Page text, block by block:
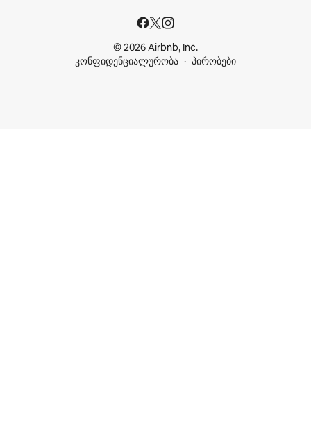
© 2026 Airbnb, Inc.
კონფიდენციალურობა
პირობები